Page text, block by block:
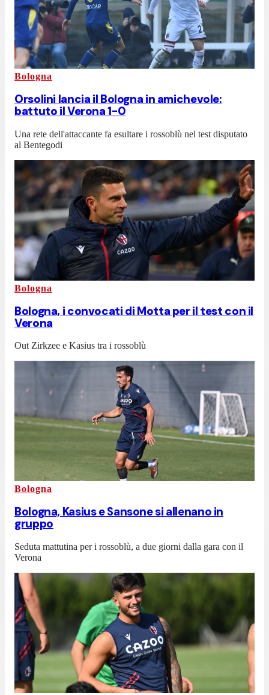
Bologna
Orsolini lancia il Bologna in amichevole:
battuto il Verona 1-0
Una rete dell'attaccante fa esultare i rossoblù nel test disputato
al Bentegodi
Bologna
Bologna, i convocati di Motta per il test con il
Verona
Out Zirkzee e Kasius tra i rossoblù
Bologna
Bologna, Kasius e Sansone si allenano in
gruppo
Seduta mattutina per i rossoblù, a due giorni dalla gara con il
Verona